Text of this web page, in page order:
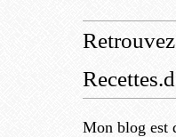
Mon blog est